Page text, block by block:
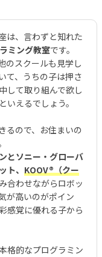
は、言わずと知れた
ミング教室です。
のスクールも見学し
て、うちの子は押さ
て取り組んで欲し
えるでしょう。
るので、お住まいの
とソニー・グローバ
ト、 KOOV®︎（クー
合わせながらロボッ
が高いのがポイン
感覚に優れる子から
格的なプログラミン